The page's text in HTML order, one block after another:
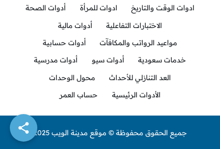
ادوات الوقت والتاريخ ادوات للمرأة
أدوات الصحة
الاختبارات التفاعلية
أدوات مالية
مواعيد الرواتب والمكافآت
أدوات حسابية
خدمات سعودية
أدوات سيو
أدوات مدرسية
العد التنازلي للأحداث
محول الوحدات
الأدوات الرئيسية
حساب العمر
جميع الحقوق محفوظة © موقع مدينة الويب 2025